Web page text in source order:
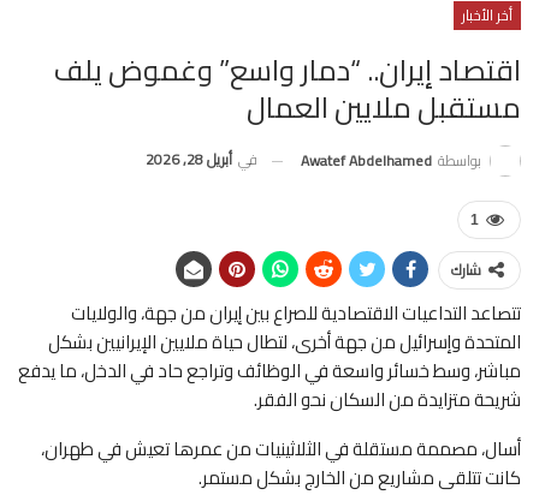
أخر الأخبار
اقتصاد إيران.. “دمار واسع” وغموض يلف
مستقبل ملايين العمال
بواسطة Awatef Abdelhamed في أبريل 28, 2026
1
شارك
تتصاعد التداعيات الاقتصادية للصراع بين إيران من جهة، والولايات
المتحدة وإسرائيل من جهة أخرى، لتطال حياة ملايين الإيرانيين بشكل
مباشر، وسط خسائر واسعة في الوظائف وتراجع حاد في الدخل، ما يدفع
شريحة متزايدة من السكان نحو الفقر.
أسال، مصممة مستقلة في الثلاثينيات من عمرها تعيش في طهران،
كانت تتلقى مشاريع من الخارج بشكل مستمر.